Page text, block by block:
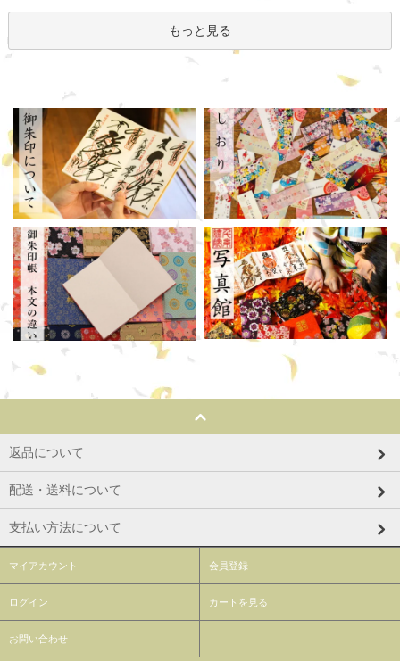
もっと見る
返品について
配送・送料について
支払い方法について
マイアカウント 会員登録
ログイン カートを見る
お問い合わせ